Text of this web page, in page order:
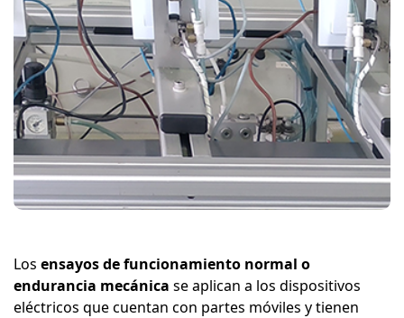
Los ensayos de funcionamiento normal o
endurancia mecánica se aplican a los dispositivos
eléctricos que cuentan con partes móviles y tienen